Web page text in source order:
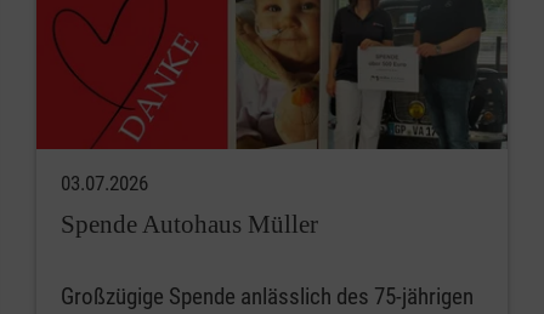
03.07.2026
Spende Autohaus Müller
Großzügige Spende anlässlich des 75-jährigen